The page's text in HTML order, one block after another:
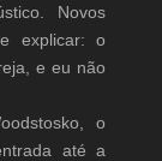
Novos
explicar: o
e eu não
o
até a